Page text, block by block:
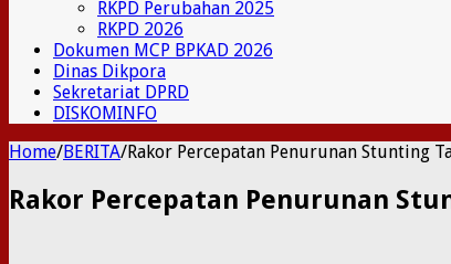
RKPD Perubahan 2025
RKPD 2026
Dokumen MCP BPKAD 2026
Dinas Dikpora
Sekretariat DPRD
DISKOMINFO
Home/BERITA/Rakor Percepatan Penurunan Stunting
Rakor Percepatan Penurunan